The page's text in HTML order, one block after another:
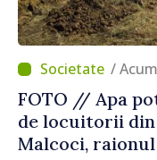
/
FOTO // Apa
de locuitorii
Malcoci,